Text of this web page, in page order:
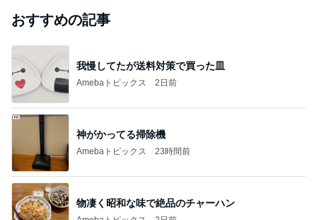
おすすめの記事
我慢してたが送料対策で買った皿
Amebaトピックス 2日前
神がかってる掃除機
Amebaトピックス 23時間前
物凄く昭和な味で絶品のチャーハン